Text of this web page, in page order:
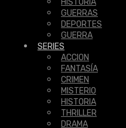
GUERRAS
DEPORTES
GUERRA
SERIES
ACCION
FANTASÍA
CRIMEN
MISTERIO
HISTORIA
THRILLER
DRAMA